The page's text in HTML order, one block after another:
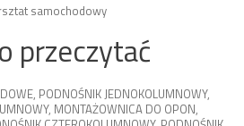
samochodowy
przeczytać
, PODNOŚNIK JEDNOKOLUMNOWY,
, MONTAŻOWNICA DO OPON,